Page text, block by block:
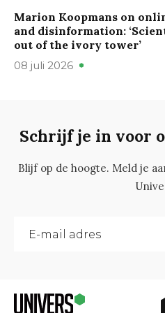
Marion Koopmans on
and disinformation:
out of the ivory tower’
08 juli 2026
Schrijf je in voor
Blijf op de hoogte. Meld je